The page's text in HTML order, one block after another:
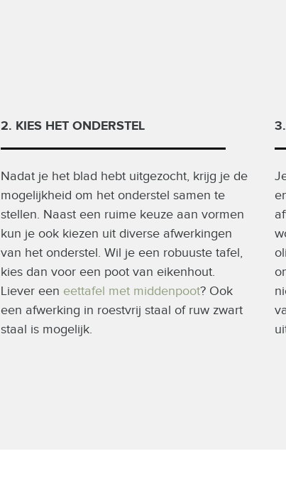
2. KIES HET ONDERSTEL
Nadat je het blad hebt uitgezocht, krijg je de
mogelijkheid om het onderstel samen te
stellen. Naast een ruime keuze aan vormen
kun je ook kiezen uit diverse afwerkingen
van het onderstel. Wil je een robuuste tafel,
kies dan voor een poot van eikenhout.
Liever een eettafel met middenpoot? Ook
een afwerking in roestvrij staal of ruw zwart
staal is mogelijk.